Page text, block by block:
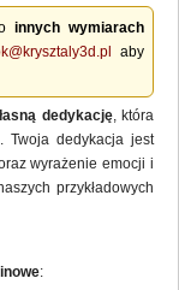
innych wymiarach
aby
dedykację, która
Twoja dedykacja jest
wyrażenie emocji i
przykładowych
: